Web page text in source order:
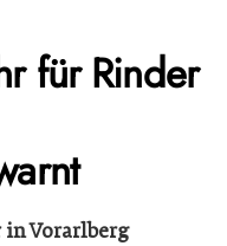
für Rinder
in Vorarlberg